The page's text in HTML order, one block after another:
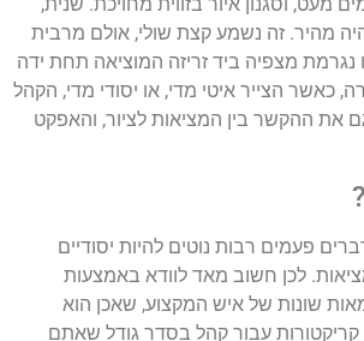
מהיר. זה נשמע קצת שולי, אולם מרבית
נגרמת מצפיה ביד זריזה המוציאה תחת ידה
כאשר הצייר איטי מדי, או יסודי מדי, הקהל
את ההקשר בין המציאות לציור, והאפקט
פעמים רבות נוטים להיות יסודיים
לכן חשוב מאד לוודא באמצעות
שונות של איש המקצוע, שאכן הוא
קריקטורות עבור קהל בסדר גודל שאתם